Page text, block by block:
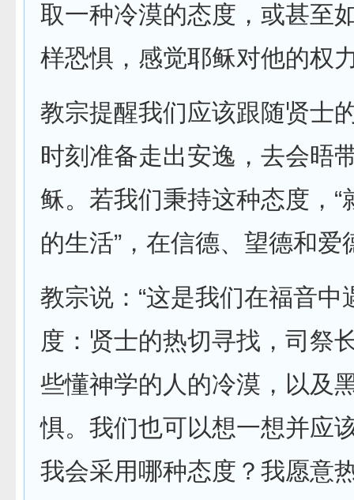
取一种冷漠的态度，或甚至
样恐惧，感觉耶稣对他的权
教宗提醒我们应该跟随贤士
时刻准备走出安逸，去会晤
稣。若我们秉持这种态度，“
的生活”，在信德、望德和爱
教宗说：“这是我们在福音中
度：贤士的热切寻找，司祭
些懂神学的人的冷漠，以及
惧。我们也可以想一想并应
我会采用哪种态度？我愿意